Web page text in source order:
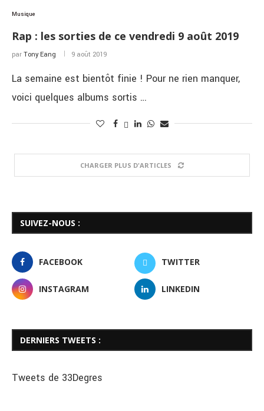
Musique
Rap : les sorties de ce vendredi 9 août 2019
par Tony Eang 9 août 2019
La semaine est bientôt finie ! Pour ne rien manquer,
voici quelques albums sortis …
CHARGER PLUS D'ARTICLES
SUIVEZ-NOUS :
FACEBOOK TWITTER
INSTAGRAM LINKEDIN
DERNIERS TWEETS :
Tweets de 33Degres